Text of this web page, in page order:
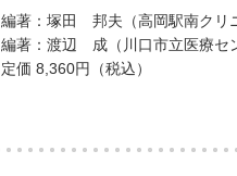
編著：塚田 邦夫（高岡駅南クリ
編著：渡辺 成（川口市立医療セ
定価 8,360円（税込）